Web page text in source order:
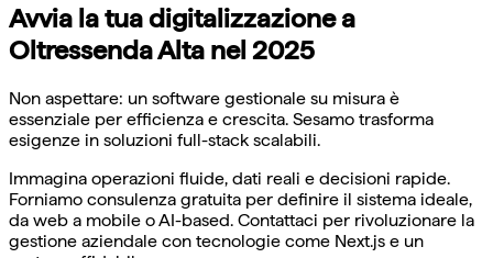
Avvia la tua digitalizzazione a
Oltressenda Alta nel 2025
Non aspettare: un software gestionale su misura è
essenziale per efficienza e crescita. Sesamo trasforma
esigenze in soluzioni full-stack scalabili.
Immagina operazioni fluide, dati reali e decisioni rapide.
Forniamo consulenza gratuita per definire il sistema ideale,
da web a mobile o AI-based. Contattaci per rivoluzionare la
gestione aziendale con tecnologie come Next.js e un